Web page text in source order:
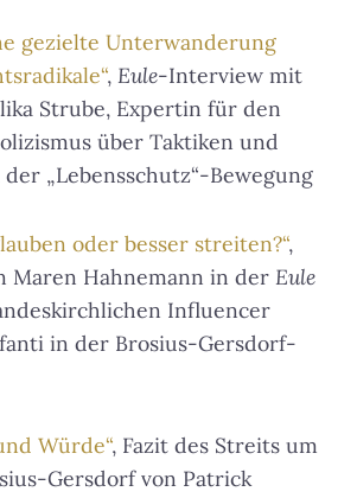
gezielte Unterwanderung
, Eule-Interview mit
Strube, Expertin für den
über Taktiken und
„Lebensschutz“-Bewegung
oder besser streiten?“,
Maren Hahnemann in der Eule
Influencer
in der Brosius-Gersdorf-
Würde“, Fazit des Streits um
Gersdorf von Patrick